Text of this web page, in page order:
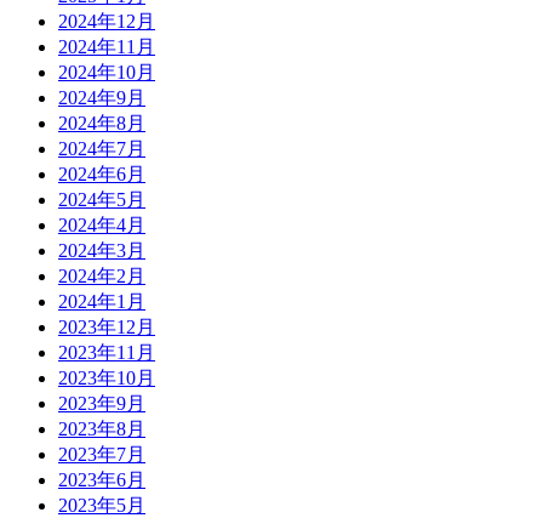
2024年12月
2024年11月
2024年10月
2024年9月
2024年8月
2024年7月
2024年6月
2024年5月
2024年4月
2024年3月
2024年2月
2024年1月
2023年12月
2023年11月
2023年10月
2023年9月
2023年8月
2023年7月
2023年6月
2023年5月